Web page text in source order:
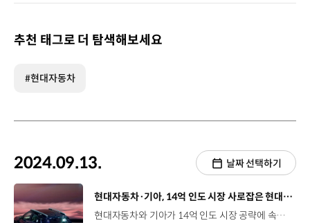
추천 태그로 더 탐색해보세요
#현대자동차
2024.09.13. 날짜 선택하기
[동영상]
현대자동차·기아, 14억 인도 시장 사로잡은 현대자동차·기아
현대자동차와 기아가 14억 인도 시장 공략에 속도를 내고 있습니다. 인도는 지난해 기준으로 500만 대에 달하는 세계 3위 규모의 자동차 시장인데요. 최아영 리포터, 현대자동차와 기아가 인도 현지 고객을 사로잡기 위한 다양한 전략을 펼치고 있죠? 네, 현대자동차는 지난 9일 인도 현지 전략 모델인 중형 SUV ‘알카자르’의 부분변경 모델을 출시했습니다. 알카자르는 2021년 첫 출시와 함께 내·외관 디자인과 경제성 다양한 편의사양으로 현지 고객들에게 많은 사랑을 받았는데요. 3년 만에 내놓는 부분변경 모델인 만큼 론칭 행사에도 뜨거운 관심이 쏟아졌습니다. 새로워진 알카자르 공개 현장, 함께 보시죠. 인도 현지 전략 모델, ‘알카자르’가 새롭게 돌아왔습니다. 약 3백여 명의 기자단이 참석한 가운데 열린 이번 론칭 행사는 인터넷을 통해 현지 고객들에게 실시간으로 중계되며 관심이 집중됐습니다. 현대자동차는 알카자르 부분변경 모델의 핵심은 ‘고객 중심 디자인’이라는 점을 강조했습니다. 김언수 부사장 현대자동차 인도아중동대권역 그동안 알카자르는 인도에서 스타일리시한 SUV로 평가받았습니다. 수 년간 많은 고객들이 알카자르에 높은 관심을 보여줬습니다. 이번 부분변경 모델에 고객들의 소중한 피드백을 반영했습니다. 현대자동차의 정신을 담은 대담하고 새로워진 알카자르를 소개하게 되어 매우 기쁩니다. 알카자르 부분변경 모델은 향상된 기술력과 안정성, 프리미엄 편의사양과 넓고 편안한 실내 공간을 갖췄습니다. 새로워진 알카자르는 H자 모양의 주간 주행등과 다크 크롬 라디에이터 그릴을 적용해 깔끔한 외관 이미지를 갖추고 범퍼의 실버 라인을 통해 스포티한 분위기를 더했습니다. 알카자르의 실내는 편의성에 초점을 맞춰 업그레이드를 했는데요. 더욱 커진 2열 좌석의 헤드레스트에 접이식 확장 기능을 추가해 승차감을 높이고 2열 앞줄에 무선 충전기, 컵 홀더 등을 적용해 고객 편의성을 한층 강화했습니다. 고정 센터 콘솔을 없애 더 많은 공간을 확보하면서 3열로의 이동 편의성을 높였습니다. 또한 전방 카메라와 전후방 레이더 등 다양한 주행 보조 장치를 탑재해 주행 안전성도 높였습니다. 하니 무스타파 기자 / Flywheel현대자동차 론칭 행사는 훌륭했습니다. 재미있었고 다양하고 역동적이었어요. 새로워진 알카자르는 새로운 외장 색상이 매력적이고 차량 실내에도 놀라운 기능들이 적용됐습니다. 아스피 바테나기자 / Cars india이번 알카자르 론칭행사는 너무 좋았습니다. 매끄럽고 유익했어요. 알카자르는 적당한 사이즈를 갖췄고 파워트레인도 선택할 수 있습니다. 특히 이 녹색의 외장 색상은 아주 훌륭합니다. 현대자동차는 알카자르의 역동적인 이미지를 더욱 강조하기 위해 ‘사막’을 콘셉트로 행사장을 연출하고 포토존 등을 마련해 참석자들의 이목을 끌었습니다. 현대자동차는 알카자르 부분변경 모델로 인도 SUV 시장에서 한층 더 높아진 명성을 공고히 다지며 현지화 전략을 펼쳐 나갈 계획입니다. 고객 중심 디자인으로 새롭게 태어난 현대자동차의 알카자르 부분변경 모델이 인도 현지 고객의 마음을 제대로 사로잡기를 기대하겠습니다. 기아도 인도 시장에 진출한 지 5년 만에 가파른 성장세를 보이고 있죠? 네, 기아는 2019년 인도 시장에 진출한 이후 올해 6월에 누적 판매 백만 대를 돌파했는데요. 고객중심경영의 방향성을 기반으로 현지 모든 고객에게 만족스러운 경험을 제공하기위해 다양한 노력을 펼치고 있습니다. 이러한 노력 덕분에 기아는 고객경험지수 조사에서 일반 브랜드 부문 종합 1위를 달성하며 고객들의 호평을 받고 있습니다. 기아가 인도시장에서 고객들이 가장 만족하는 브랜드로 선정됐습니다. 인도자동차딜러연합회(FADA)는 인도 내 약 15,000개 딜러사가 가입된 공신력 있는 단체로, 인도 정부 및 자동차 제조사와 협력해 다양한 시장 데이터를 발표하고 있습니다. 기아는 판매·서비스·상품 총 3개 분야 중 판매와 서비스 분야에서 1위를 기록하며 전체 12개 일반 브랜드 중에서 종합 1위를 달성했습니다. 특히 기아는 판매 경험 분야에서 고객 시승 경험, 판매 직원의 고객 응대, 고객 관리 등에서 1위로 좋은 평가를 받았습니다. 또한 서비스 경험 분야에서는 차량 수리, 서비스 센터 운영 등의 항목에서 높은 점수를 받아 1위를 달성했습니다. 프라샨 쿠마 팀장 기아 인도권역본부 CX팀기아 인도권역본부 경영진의 고객 중심 비전과 방향성에 힘입어 기아는 인도 내 일반 브랜드 중 판매 및 서비스 부문에서 고객 경험 지수 1위를 달성했습니다. 이 성과는 인도에서 고객 경험을 개선하기 위한 기아 인도권역본부의 지속적인 노력이 반영된 결과입니다. 기아는 올해 6월, 누적 판매 백만 대 돌파 이후 지난 8월까지 총 1,046,037대를 판매했는데요, 특히, 가장 많이 팔린 모델인 셀토스는 다음 달 중에는 누적 판매량 50만 대를 넘을 것으로 예상됩니다. 세계 3대 자동차시장으로 부상하고 있는 인도에서 현대자동차와 기아의 다양한 전략이 현지 고객의 마음을 제대로 사로잡을 것 같은데요. 네, 모빌리티 주요 거점으로도 주목받고 있는 인도에서 현대자동차와 기아는 2025년 총 150만 대의 현지 생산 능력을 확보하고 EV 라인업을 확대하는 등 인도 맞춤형 전략을 펼쳐 나갈 계획입니다. 네, 현대자동차와 기아가 인도 고객들이 더욱 신뢰할 수 있는 기업으로 자리매김할 수 있기를 기대하겠습니다. 오늘 소식 전해주셔서 고맙습니다.